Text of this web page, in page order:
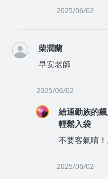
2025/06/02
柴潤蘭
早安老師
2025/06/02
給通勤族的
輕鬆入袋
不要客氣唷
2025/06/02